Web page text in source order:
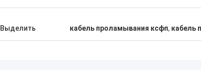
Выделить кабель проламывания ксфп, кабель